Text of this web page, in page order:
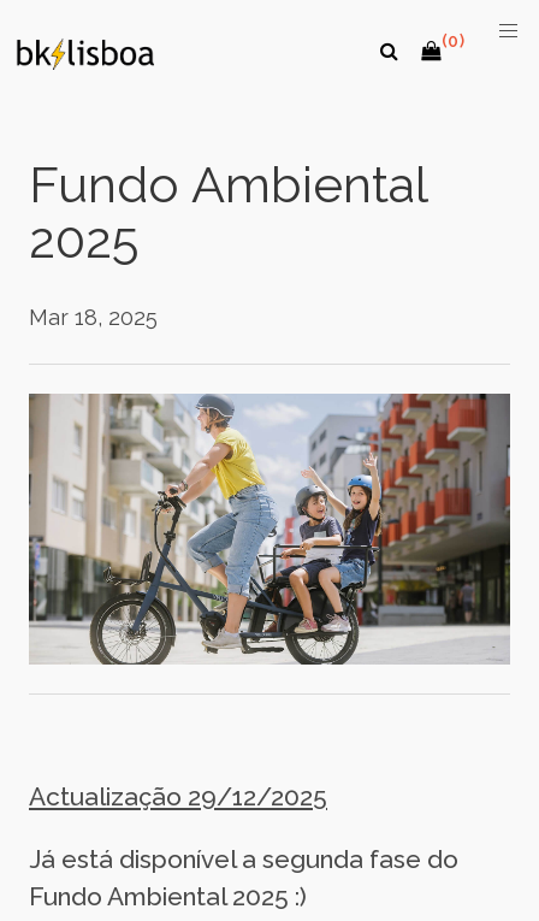
(0)
Fundo Ambiental
2025
Mar 18, 2025
Actualização 29/12/2025
Já está disponível a segunda fase do
Fundo Ambiental 2025 :)